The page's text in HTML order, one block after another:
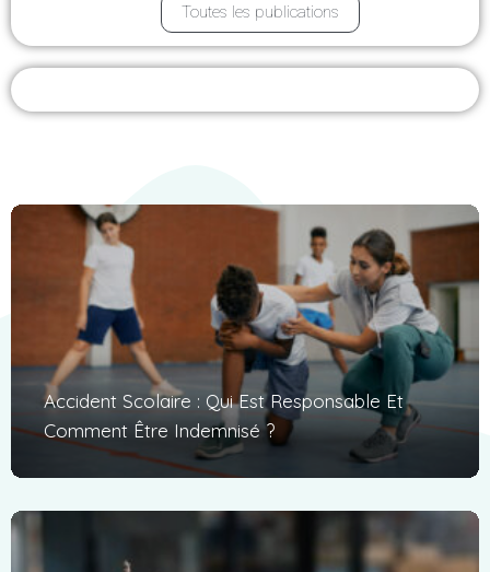
Toutes les publications
Accident Scolaire : Qui Est Responsable Et
Comment Être Indemnisé ?